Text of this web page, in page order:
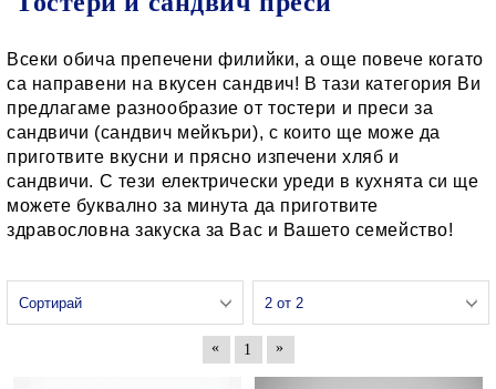
Всеки обича препечени филийки, а още повече когато
са направени на вкусен сандвич! В тази категория Ви
предлагаме разнообразие от тостери и преси за
сандвичи (сандвич мейкъри), с които ще може да
приготвите вкусни и прясно изпечени хляб и
сандвичи. С тези електрически уреди в кухнята си ще
можете буквално за минута да приготвите
здравословна закуска за Вас и Вашето семейство!
« 1 »